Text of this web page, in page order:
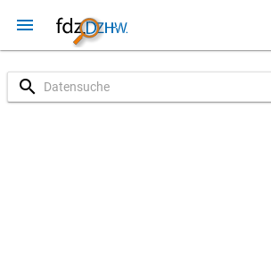
menu
search